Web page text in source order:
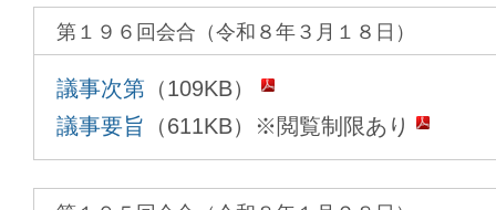
第１９６回会合（令和８年３月１８日）
議事次第 （109KB）
議事要旨 （611KB）※閲覧制限あり